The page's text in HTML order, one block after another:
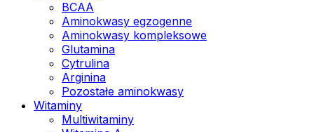
BCAA
Aminokwasy egzogenne
Aminokwasy kompleksowe
Glutamina
Cytrulina
Arginina
Pozostałe aminokwasy
Witaminy
Multiwitaminy